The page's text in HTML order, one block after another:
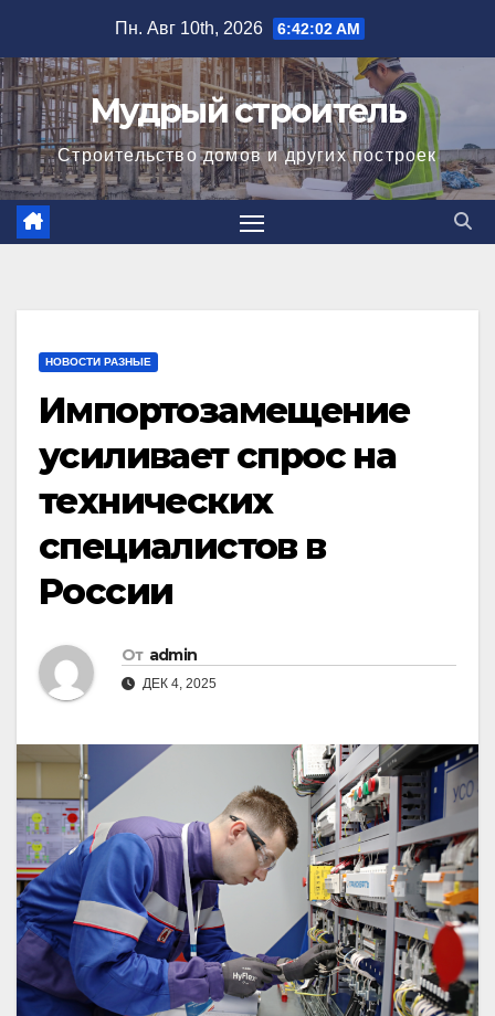
содержимому
Пн. Авг 10th, 2026 6:42:03 AM
Мудрый строитель
Строительство домов и других построек
НОВОСТИ РАЗНЫЕ
Импортозамещение
усиливает спрос на
технических
специалистов в
России
От admin
ДЕК 4, 2025